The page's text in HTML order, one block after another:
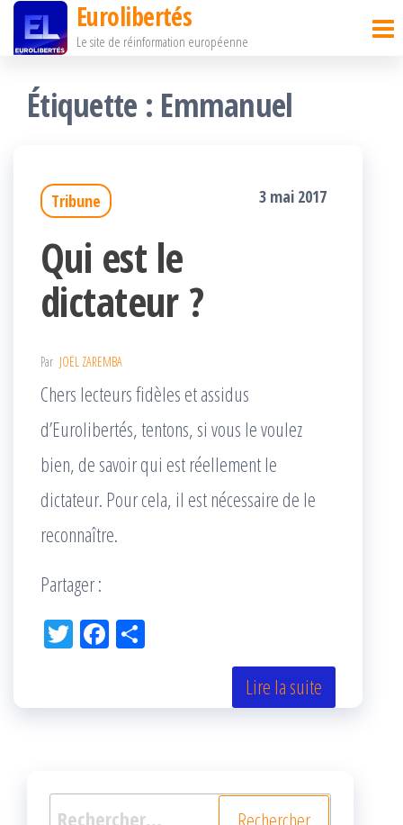
Passer
contenu
Eurolibertés
Le site de réinformation européenne
Étiquette : Emmanuel
Tribune 3 mai 2017
Qui est le
dictateur ?
Par JOËL ZAREMBA
Chers lecteurs fidèles et assidus
d’Eurolibertés, tentons, si vous le voulez
bien, de savoir qui est réellement le
dictateur. Pour cela, il est nécessaire de le
reconnaître.
Partager :
Tw Fac
k r
Lire la suite
Rechercher :